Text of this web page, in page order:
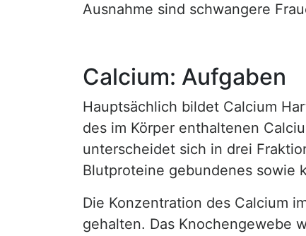
Ausnahme sind schwangere
Calcium: Aufgaben
Hauptsächlich bildet Calcium
des im Körper enthaltenen
unterscheidet sich in drei
Blutproteine gebundenes sowie
Die Konzentration des Calcium
gehalten. Das Knochengewebe